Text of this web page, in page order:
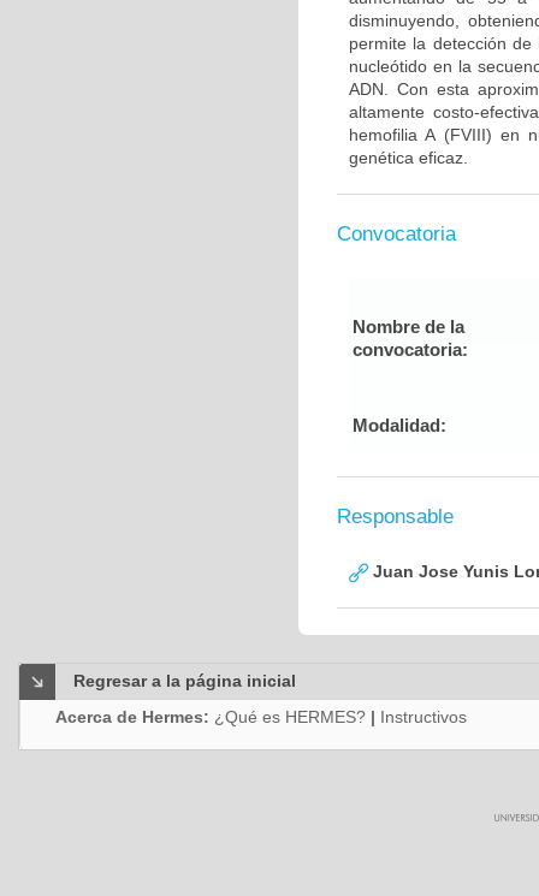
disminuyendo,
permite la detección
nucleótido en la
ADN. Con esta
altamente costo-
hemofilia A (FVIII) en
genética eficaz.
Convocatoria
Nombre de la
convocatoria:
Modalidad:
Responsable
Juan Jose Yunis
Regresar a la página inicial
Acerca de Hermes: ¿Qué es HERMES? | Instructivos